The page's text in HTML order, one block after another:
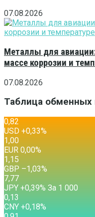
07.08.2026
Металлы для
массе коррозии и
07.08.2026
Таблица обменных
0,82
USD +0,33%
1,00
EUR 0,00%
1,15
GBP –1,03%
7,77
JPY +0,39% За 1 000
0,13
CNY +0,18%